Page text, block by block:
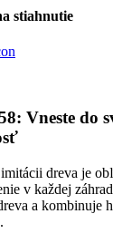
stiahnutie
Vneste do
dreva je
v každej
a kombinuje